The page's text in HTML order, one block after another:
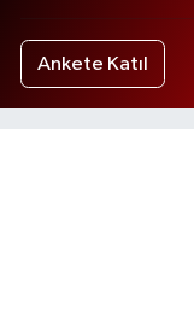
Ankete Katıl